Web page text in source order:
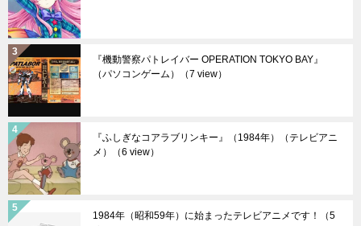
『機動警察パトレイバー OPERATION TOKYO BAY』
（パソコンゲーム）
（7 view）
『ふしぎなコアラブリンキー』（1984年）（テレビアニ
メ）
（6 view）
1984年（昭和59年）に始まったテレビアニメです！
（5